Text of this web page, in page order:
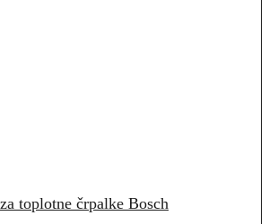
toplotne črpalke Bosch